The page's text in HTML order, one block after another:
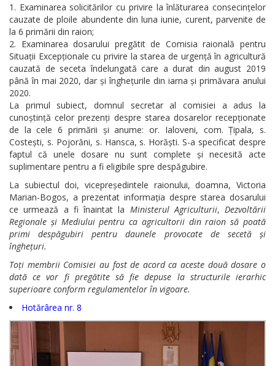
Examinarea solicitărilor cu privire la înlăturarea consecințelor
cauzate de ploile abundente din luna iunie, curent, parvenite de
la 6 primării din raion;
Examinarea dosarului pregătit de Comisia raională pentru
Situații Excepționale cu privire la starea de urgență în agricultură
cauzată de seceta îndelungată care a durat din august 2019
până în mai 2020, dar și înghețurile din iarna și primăvara anului
2020.
La primul subiect, domnul secretar al comisiei a adus la
cunoștință celor prezenți despre starea dosarelor recepționate
de la cele 6 primării și anume: or. Ialoveni, com. Țipala, s.
Costești, s. Pojorăni, s. Hansca, s. Horăști. S-a specificat despre
faptul că unele dosare nu sunt complete și necesită acte
suplimentare pentru a fi eligibile spre despăgubire.
La subiectul doi, vicepreședintele raionului, doamna, Victoria
Marian-Bogos, a prezentat informația despre starea dosarului
ce urmează a fi înaintat la Ministerul Agriculturii, Dezvoltării
Regionale și Mediului pentru ca agricultorii din raion să poată
primi despăgubiri pentru daunele provocate de secetă și
înghețuri.
Toți membrii Comisiei au fost de acord ca aceste două dosare o
dată ce vor fi pregătite să fie depuse la structurile ierarhic
superioare conform regulamentelor în vigoare.
Hotărârea nr. 8